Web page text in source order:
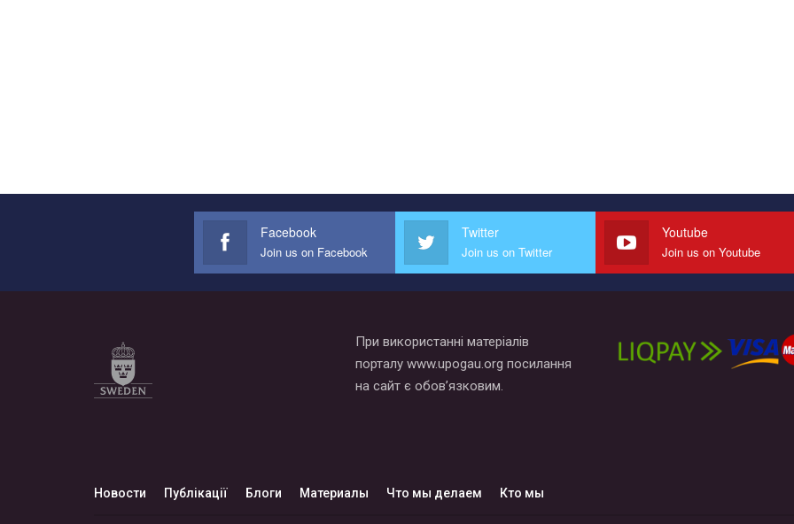
Facebook
Join us on Facebook
Twitter
Join us on Twitter
Youtube
Join us on Youtube
При використанні матеріалів
порталу www.upogau.org посилання
на сайт є обов’язковим.
Новости Публікації Блоги Материалы Что мы делаем Кто мы